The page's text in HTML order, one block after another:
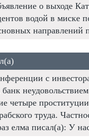
о выходе
водой в миске
направлений
с
четыре
труда.
елма писал(а): У